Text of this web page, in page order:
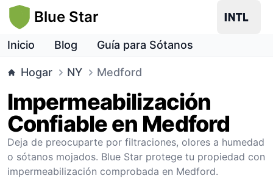
Blue Star
Inicio Blog Guía para Sótanos
Hogar NY Medford
Impermeabilización
Confiable en Medford
Deja de preocuparte por filtraciones, olores a humedad
o sótanos mojados. Blue Star protege tu propiedad con
impermeabilización comprobada en Medford.